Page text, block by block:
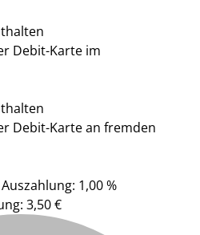
Debit-Karte im
Debit-Karte an fremden
1,00 %
3,50 €